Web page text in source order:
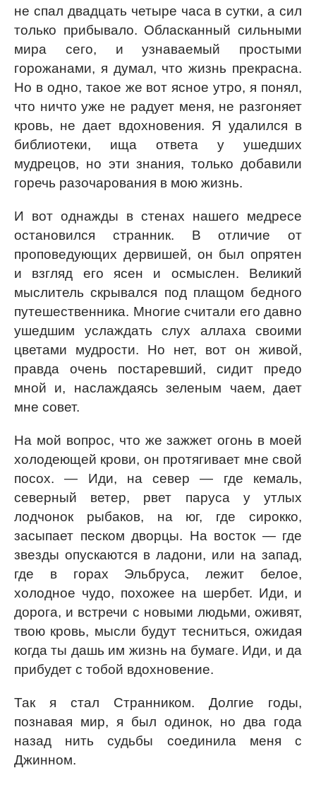
не спал двадцать четыре часа в сутки, а сил
только прибывало. Обласканный сильными
мира сего, и узнаваемый простыми
горожанами, я думал, что жизнь прекрасна.
Но в одно, такое же вот ясное утро, я понял,
что ничто уже не радует меня, не разгоняет
кровь, не дает вдохновения. Я удалился в
библиотеки, ища ответа у ушедших
мудрецов, но эти знания, только добавили
горечь разочарования в мою жизнь.
И вот однажды в стенах нашего медресе
остановился странник. В отличие от
проповедующих дервишей, он был опрятен
и взгляд его ясен и осмыслен. Великий
мыслитель скрывался под плащом бедного
путешественника. Многие считали его давно
ушедшим услаждать слух аллаха своими
цветами мудрости. Но нет, вот он живой,
правда очень постаревший, сидит предо
мной и, наслаждаясь зеленым чаем, дает
мне совет.
На мой вопрос, что же зажжет огонь в моей
холодеющей крови, он протягивает мне свой
посох. — Иди, на север — где кемаль,
северный ветер, рвет паруса у утлых
лодчонок рыбаков, на юг, где сирокко,
засыпает песком дворцы. На восток — где
звезды опускаются в ладони, или на запад,
где в горах Эльбруса, лежит белое,
холодное чудо, похожее на шербет. Иди, и
дорога, и встречи с новыми людьми, оживят,
твою кровь, мысли будут тесниться, ожидая
когда ты дашь им жизнь на бумаге. Иди, и да
прибудет с тобой вдохновение.
Так я стал Странником. Долгие годы,
познавая мир, я был одинок, но два года
назад нить судьбы соединила меня с
Джинном.